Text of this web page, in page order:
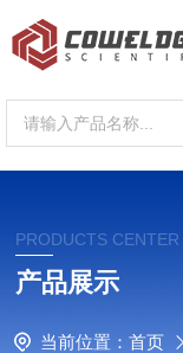
PRODUCTS CENTER
产品展示
当前位置： 首页